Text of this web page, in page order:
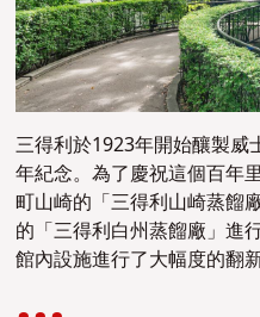
三得利於1923年開始釀製威
年紀念。為了慶祝這個百年
町山崎的「三得利山崎蒸餾
的「三得利白州蒸餾廠」進
館內設施進行了大幅度的翻